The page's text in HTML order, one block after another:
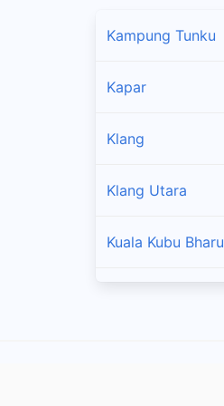
Kampung Tunku
Kapar
Klang
Klang Utara
Kuala Kubu Bharu